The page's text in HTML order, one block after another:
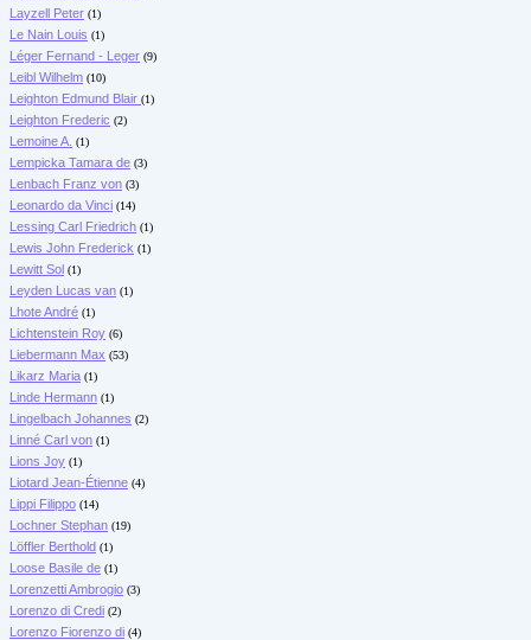
Layzell Peter (1)
Le Nain Louis (1)
Léger Fernand - Leger (9)
Leibl Wilhelm (10)
Leighton Edmund Blair (1)
Leighton Frederic (2)
Lemoine A. (1)
Lempicka Tamara de (3)
Lenbach Franz von (3)
Leonardo da Vinci (14)
Lessing Carl Friedrich (1)
Lewis John Frederick (1)
Lewitt Sol (1)
Leyden Lucas van (1)
Lhote André (1)
Lichtenstein Roy (6)
Liebermann Max (53)
Likarz Maria (1)
Linde Hermann (1)
Lingelbach Johannes (2)
Linné Carl von (1)
Lions Joy (1)
Liotard Jean-Étienne (4)
Lippi Filippo (14)
Lochner Stephan (19)
Löffler Berthold (1)
Loose Basile de (1)
Lorenzetti Ambrogio (3)
Lorenzo di Credi (2)
Lorenzo Fiorenzo di (4)